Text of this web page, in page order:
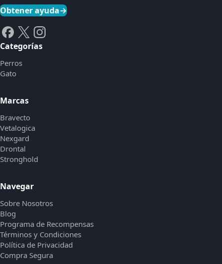
Obtener ayuda→
Categorías
Perros
Gato
Marcas
Bravecto
Vetalogica
Nexgard
Drontal
Stronghold
Navegar
Sobre Nosotros
Blog
Programa de Recompensas
Términos y Condiciones
Política de Privacidad
Compra Segura